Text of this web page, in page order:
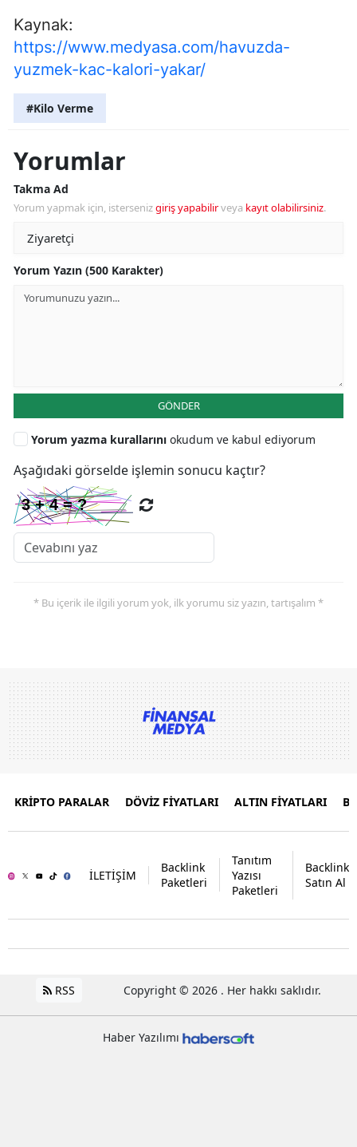
Kaynak:
https://www.medyasa.com/havuzda-
yuzmek-kac-kalori-yakar/
#Kilo Verme
Yorumlar
Takma Ad
Yorum yapmak için, istersenizgiriş yapabilirveya kayıt olabilirsiniz.
Yorum Yazın (500 Karakter)
GÖNDER
Yorum yazma kurallarını okudum ve kabul ediyorum
Aşağıdaki görselde işlemin sonucu kaçtır?
* Bu içerik ile ilgili yorum yok, ilk yorumu siz yazın, tartışalım *
KRİPTO PARALAR DÖVİZ FİYATLARI ALTIN FİYATLARI
İLETİŞİM
Backlink
Paketleri
Tanıtım
Yazısı
Paketleri
Backlink
Satın Al
RSS Copyright © 2026 . Her hakkı saklıdır.
Haber Yazılımı